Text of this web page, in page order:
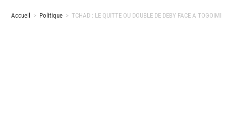
Accueil > Politique > TCHAD : LE QUITTE OU DOUBLE DE DEBY FACE A TOGOIMI